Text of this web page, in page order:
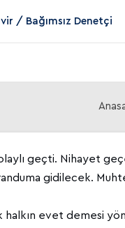
/ Bağımsız Denetçi
geçti. Nihayet
gidilecek.
evet demesi